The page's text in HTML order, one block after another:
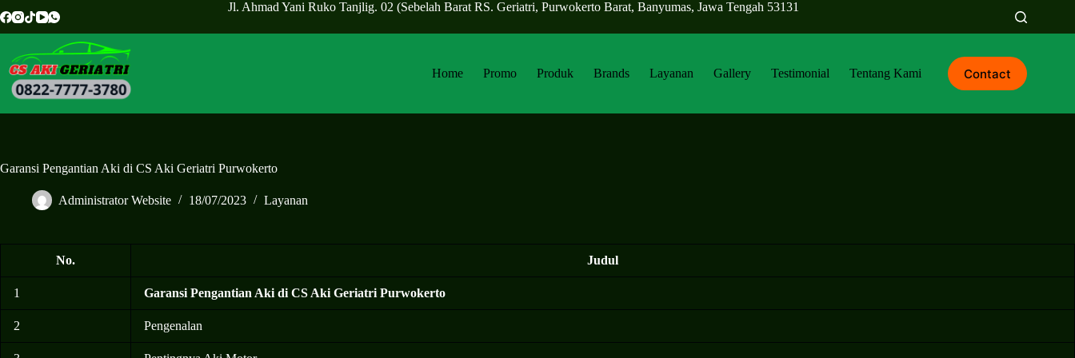
Jl. Ahmad Yani Ruko Tanjlig. 02 (Sebelah Barat RS. Geriatri, Purwokerto Barat, Banyumas, Jawa Tengah 53131
Home Promo Produk Brands Layanan Gallery Testimonial Tentang Kami Contact
Garansi Pengantian Aki di CS Aki Geriatri Purwokerto
Administrator Website 18/07/2023 Layanan
No. Judul
1 Garansi Pengantian Aki di CS Aki Geriatri Purwokerto
2 Pengenalan